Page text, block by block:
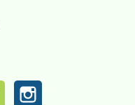
Vimeo